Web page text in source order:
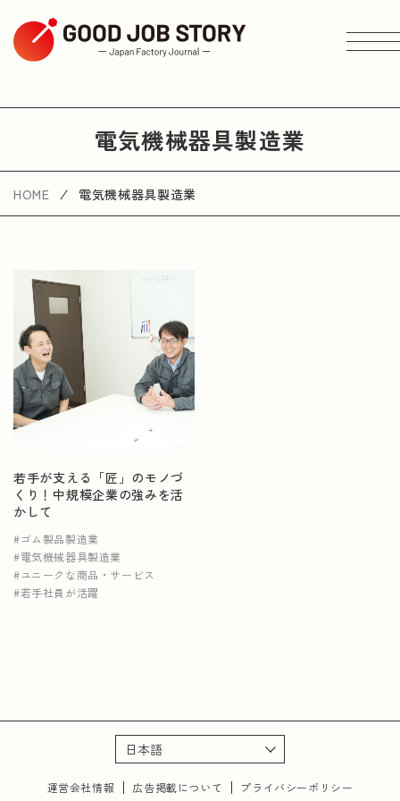
テーマから探す
エリアから探す
業種から探す
運営会社情報
電気機械器具製造業
HOME 電気機械器具製造業
若手が支える「匠」のモノづ
くり！中規模企業の強みを活
かして
ゴム製品製造業
電気機械器具製造業
ユニークな商品・サービス
若手社員が活躍
運営会社情報 広告掲載について プライバシーポリシー